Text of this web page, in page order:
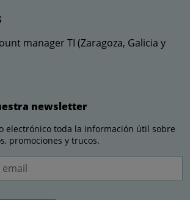
manager TI (Zaragoza, Galicia y
newsletter
electrónico toda la información útil sobre
promociones y trucos.